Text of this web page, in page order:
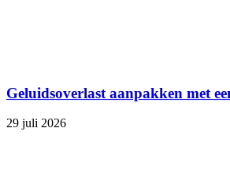
Geluidsoverlast aanpakken met
29 juli 2026